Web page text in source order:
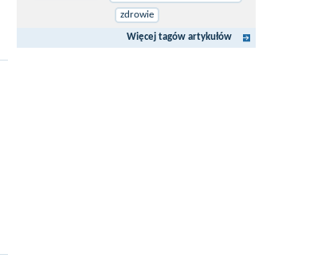
zdrowie
Więcej tagów artykułów